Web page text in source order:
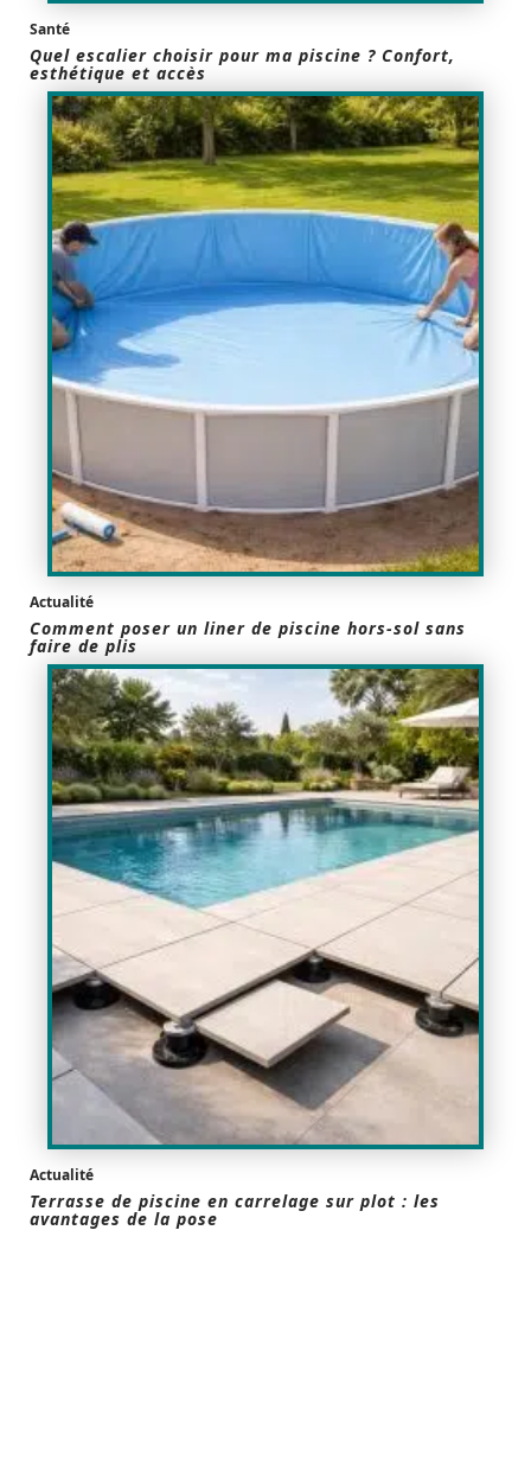
Santé
Quel escalier choisir pour ma piscine ? Confort,
esthétique et accès
Actualité
Comment poser un liner de piscine hors-sol sans
faire de plis
Actualité
Terrasse de piscine en carrelage sur plot : les
avantages de la pose